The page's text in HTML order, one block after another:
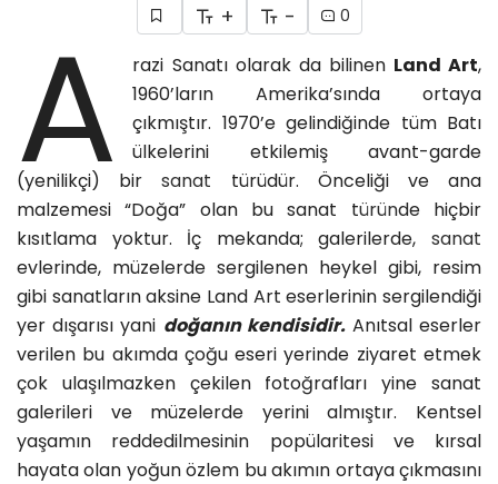
+ - 0
A razi Sanatı olarak da bilinen Land Art,
1960’ların Amerika’sında ortaya
çıkmıştır. 1970’e gelindiğinde tüm Batı
ülkelerini etkilemiş avant-garde
(yenilikçi) birsanat türüdür. Önceliği ve ana
malzemesi “Doğa” olan bu sanat türünde hiçbir
kısıtlama yoktur. İç mekanda; galerilerde, sanat
evlerinde, müzelerde sergilenen heykel gibi, resim
gibi sanatların aksine Land Art eserlerinin sergilendiği
yer dışarısı yani doğanın kendisidir.Anıtsal eserler
verilen bu akımda çoğu eseri yerinde ziyaret etmek
çok ulaşılmazken çekilen fotoğrafları yine sanat
galerileri ve müzelerde yerini almıştır. Kentsel
yaşamın reddedilmesinin popülaritesi ve kırsal
hayata olan yoğun özlem bu akımın ortaya çıkmasını